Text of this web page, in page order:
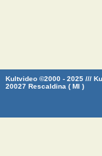
Kultvideo ©2000 - 2025 ///
20027 Rescaldina ( MI )